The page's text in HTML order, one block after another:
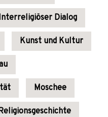
Dialog
Kunst und Kultur
Moschee